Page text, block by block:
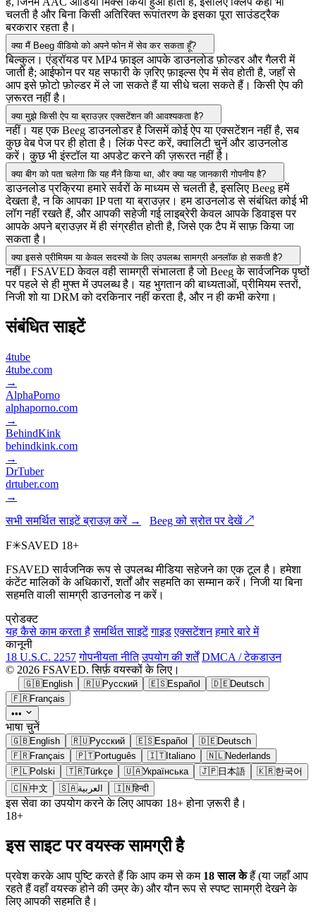
चलती है और बिना किसी अतिरिक्त रूपांतरण के इसका पूरा साउंडट्रैक
बरकरार रहता है।
क्या मैं Beeg वीडियो को अपने फोन में सेव कर सकता हूँ?
बिल्कुल। एंड्रॉयड पर MP4 फ़ाइल आपके डाउनलोड फ़ोल्डर और गैलरी में
जाती है; आईफोन पर यह सफारी के ज़रिए फ़ाइल्स ऐप में सेव होती है, जहाँ से
आप इसे फ़ोटो फ़ोल्डर में ले जा सकते हैं या सीधे चला सकते हैं। किसी ऐप की
ज़रूरत नहीं है।
क्या मुझे किसी ऐप या ब्राउज़र एक्सटेंशन की आवश्यकता है?
नहीं। यह एक Beeg डाउनलोडर है जिसमें कोई ऐप या एक्सटेंशन नहीं है, सब
कुछ वेब पेज पर ही होता है। लिंक पेस्ट करें, क्वालिटी चुनें और डाउनलोड
करें। कुछ भी इंस्टॉल या अपडेट करने की ज़रूरत नहीं है।
क्या बीग को पता चलेगा कि यह मैंने किया था, और क्या यह जानकारी गोपनीय है?
डाउनलोड प्रक्रिया हमारे सर्वरों के माध्यम से चलती है, इसलिए Beeg हमें
देखता है, न कि आपका IP पता या ब्राउज़र। हम डाउनलोड से संबंधित कोई भी
लॉग नहीं रखते हैं, और आपकी सहेजी गई लाइब्रेरी केवल आपके डिवाइस पर
आपके अपने ब्राउज़र में ही संग्रहीत होती है, जिसे एक टैप में साफ़ किया जा
सकता है।
क्या इससे प्रीमियम या केवल सदस्यों के लिए उपलब्ध सामग्री अनलॉक हो सकती है?
नहीं। FSAVED केवल वही सामग्री संभालता है जो Beeg के सार्वजनिक पृष्ठों
पर पहले से ही मुफ्त में उपलब्ध है। यह भुगतान की बाध्यताओं, प्रीमियम स्तरों,
निजी शो या DRM को दरकिनार नहीं करता है, और न ही कभी करेगा।
संबंधित साइटें
4tube
4tube.com
→
AlphaPorno
alphaporno.com
→
BehindKink
behindkink.com
→
DrTuber
drtuber.com
→
सभी समर्थित साइटें ब्राउज़ करें →
Beeg को स्रोत पर देखें ↗
F✳SAVED 18+
FSAVED सार्वजनिक रूप से उपलब्ध मीडिया सहेजने का एक टूल है। हमेशा
कंटेंट मालिकों के अधिकारों, शर्तों और सहमति का सम्मान करें। निजी या बिना
सहमति वाली सामग्री डाउनलोड न करें।
प्रोडक्ट
यह कैसे काम करता है समर्थित साइटें गाइड एक्सटेंशन हमारे बारे में
कानूनी
18 U.S.C. 2257 गोपनीयता नीति उपयोग की शर्तें DMCA / टेकडाउन
© 2026 FSAVED. सिर्फ़ वयस्कों के लिए।
🇬🇧English 🇷🇺Русский 🇪🇸Español 🇩🇪Deutsch
🇫🇷Français
•••
भाषा चुनें
🇬🇧English 🇷🇺Русский 🇪🇸Español 🇩🇪Deutsch
🇫🇷Français 🇵🇹Português 🇮🇹Italiano 🇳🇱Nederlands
🇵🇱Polski 🇹🇷Türkçe 🇺🇦Українська 🇯🇵日本語 🇰🇷한국어
🇨🇳中文 🇸🇦العربية 🇮🇳हिन्दी
इस सेवा का उपयोग करने के लिए आपका 18+ होना ज़रूरी है।
18+
इस साइट पर वयस्क सामग्री है
प्रवेश करके आप पुष्टि करते हैं कि आप कम से कम 18 साल केहैं (या जहाँ आप
रहते हैं वहाँ वयस्क होने की उम्र के) और यौन रूप से स्पष्ट सामग्री देखने के
लिए आपकी सहमति है।